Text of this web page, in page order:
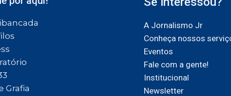
Grafia
A Jornalismo Jr
Conheça nossos
Eventos
Fale com a gente!
Institucional
Newsletter